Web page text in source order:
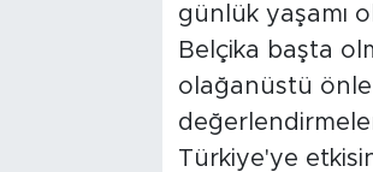
günlük yaşamı
Belçika başta
olağanüstü
Türkiye'ye